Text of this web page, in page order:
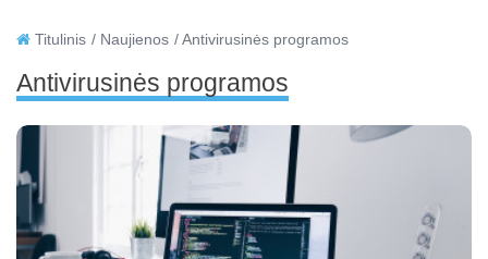
Titulinis Naujienos Antivirusinės programos
Antivirusinės programos